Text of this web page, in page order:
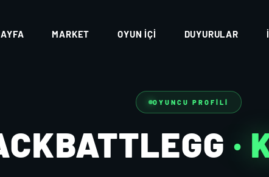
MARKET OYUN İÇI DUYURULAR
OYUNCU PROFILI
·